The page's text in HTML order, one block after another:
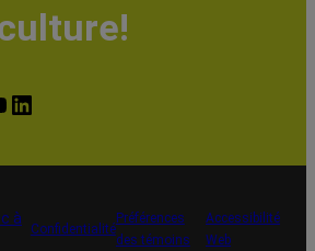
YouTube
à
Confidentialité
Préférences
des témoins
Accessibilité
Web